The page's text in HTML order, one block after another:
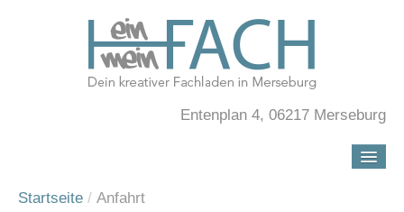
Entenplan 4, 06217 Merseburg
Startseite / Anfahrt